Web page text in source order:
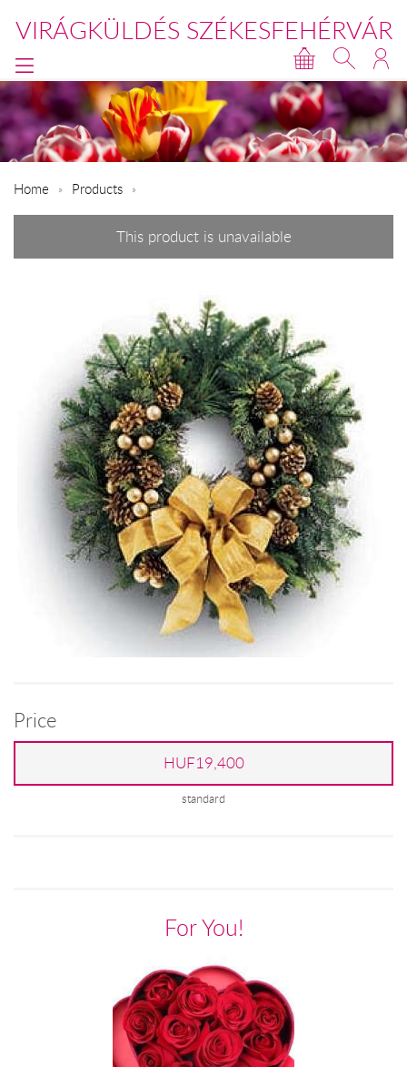
VIRÁGKÜLDÉS SZÉKESFEHÉRVÁR
Home Products
This product is unavailable
Price
HUF19,400
standard
For You!